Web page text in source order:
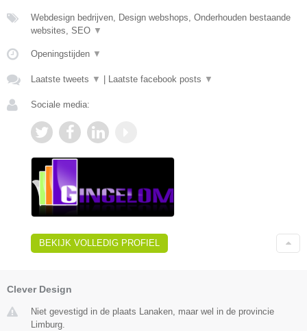
Webdesign bedrijven, Design webshops, Onderhouden bestaande
websites, SEO ▼
Openingstijden ▼
Laatste tweets ▼ Laatste facebook posts ▼
Sociale media:
BEKIJK VOLLEDIG PROFIEL
Clever Design
Niet gevestigd in de plaats Lanaken, maar wel in de provincie
Limburg.